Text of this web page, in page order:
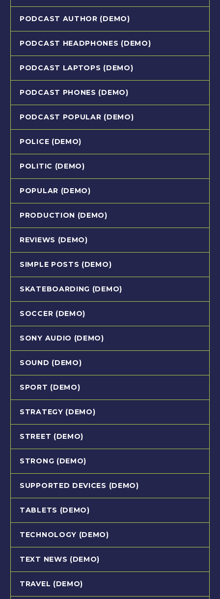
PODCAST AUTHOR (DEMO)
PODCAST HEADPHONES (DEMO)
PODCAST LAPTOPS (DEMO)
PODCAST PHONES (DEMO)
PODCAST POPULAR (DEMO)
POLICE (DEMO)
POLITIC (DEMO)
POPULAR (DEMO)
PRODUCTION (DEMO)
REVIEWS (DEMO)
SIMPLE POSTS (DEMO)
SKATEBOARDING (DEMO)
SOCCER (DEMO)
SONY AUDIO (DEMO)
SOUND (DEMO)
SPORT (DEMO)
STRATEGY (DEMO)
STREET (DEMO)
STRONG (DEMO)
SUPPORTED DEVICES (DEMO)
TABLETS (DEMO)
TECHNOLOGY (DEMO)
TEXT NEWS (DEMO)
TRAVEL (DEMO)